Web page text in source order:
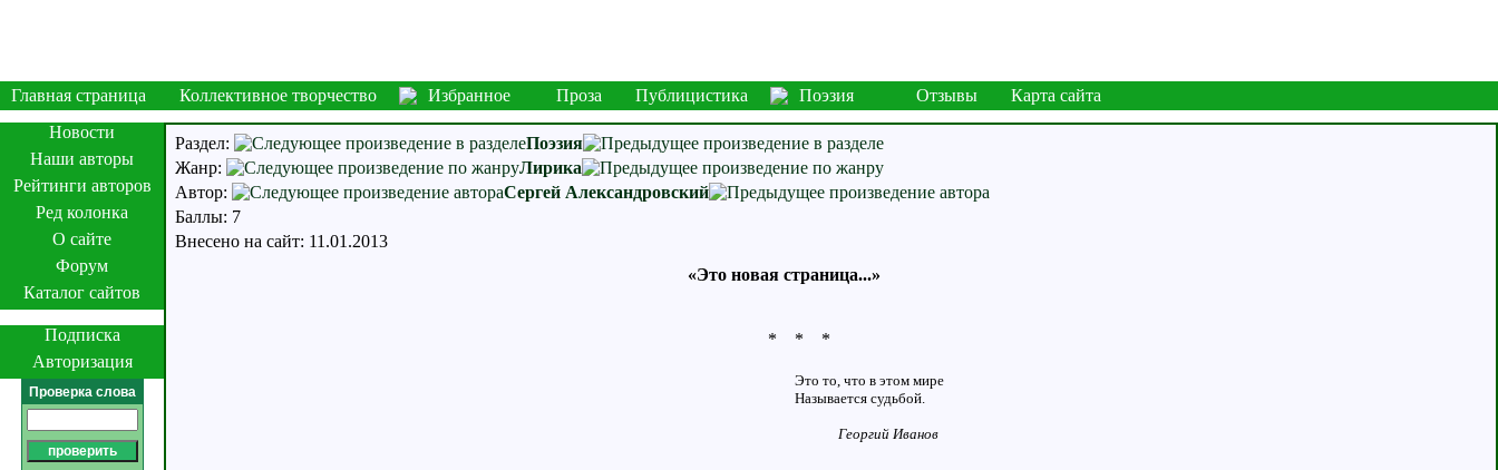
Главная страница Коллективное творчество Избранное Проза Публицистика Поэзия Отзывы
Карта сайта
Новости
Наши авторы
Рейтинги авторов
Ред колонка
О сайте
Форум
Каталог сайтов
Подписка
Авторизация
Проверка слова
Раздел:
Поэзия
Жанр:
Лирика
Автор:
Сергей Александровский
Баллы: 7
Внесено на сайт: 11.01.2013
«Это новая страница...»
* * *
Это то, что в этом мире
Называется судьбой.
Георгий Иванов